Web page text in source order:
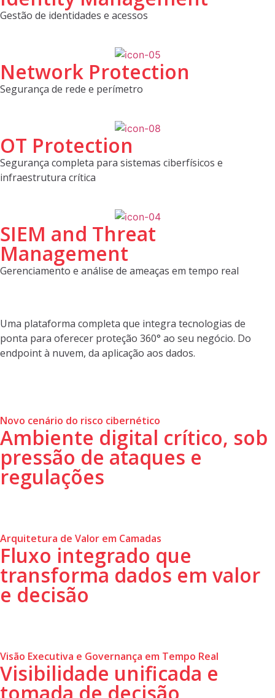
Gestão de identidades e acessos
Network Protection
Segurança de rede e perímetro
OT Protection
Segurança completa para sistemas ciberfísicos e
infraestrutura crítica
SIEM and Threat
Management
Gerenciamento e análise de ameaças em tempo real
Uma plataforma completa que integra tecnologias de
ponta para oferecer proteção 360° ao seu negócio. Do
endpoint à nuvem, da aplicação aos dados.
Novo cenário do risco cibernético
Ambiente digital crítico, sob
pressão de ataques e
regulações
Arquitetura de Valor em Camadas
Fluxo integrado que
transforma dados em valor
e decisão
Visão Executiva e Governança em Tempo Real
Visibilidade unificada e